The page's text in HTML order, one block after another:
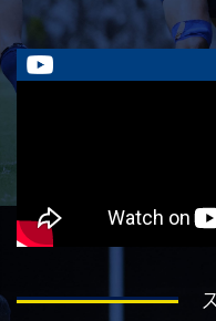
5月10日 龍谷大学
5月3日 筑波大学